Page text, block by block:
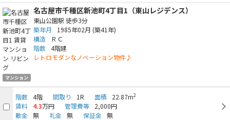
マンション
名古屋市千種区新池町4丁目1（東山レジデンス）
東山公園駅 徒歩3分
築年月
1985年02月 (築41年)
構造
ＲＣ
階数 4階建
レトロモダンなノベーション物件♪
階数 4階 間取り 1R 面積 22.87m2
賃料 4.3万円 管理費等
2,000円
敷金
無 礼金 無 保証金 無